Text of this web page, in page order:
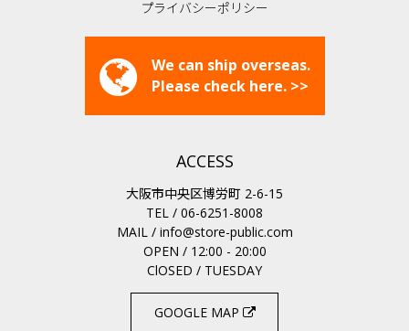
プライバシーポリシー
We can ship overseas.
Please check here. >>
ACCESS
大阪市中央区博労町 2-6-15
TEL / 06-6251-8008
MAIL / info@store-public.com
OPEN / 12:00 - 20:00
ClOSED / TUESDAY
GOOGLE MAP